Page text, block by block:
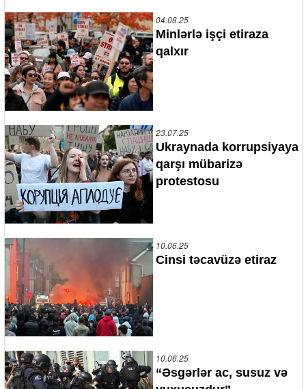
04.08.25
Minlərlə işçi etiraza
qalxır
23.07.25
Ukraynada korrupsiyaya
qarşı mübarizə
protestosu
10.06.25
Cinsi təcavüzə etiraz
10.06.25
“Əsgərlər ac, susuz və